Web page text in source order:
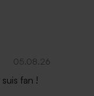
05.08.26
fan !